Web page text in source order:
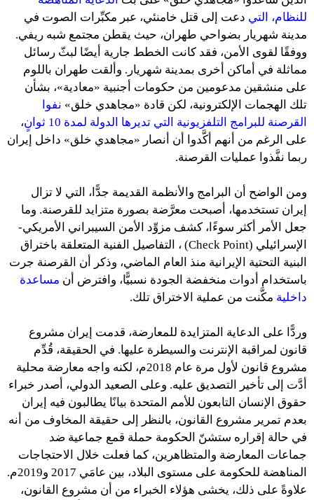
للنظام، التي دعت إلى قتل خامنئي، عبر مكبِّرات الصوت في
مدينة شهريار بضواحي طهران، حيث يقطن مجتمع شبه ريفي.
ووفقًا لقوى الأمن، فقد كانت الخطط جارية أيضًا لبثّ رسائل
مماثلة في أماكن أخرى بمدينة شهريار. وألقت طهران باللوم
على منشقين مدعومين من حكومات أجنبية «معادية»، بشأن
تلك الهجمات الإلكترونية، لكن قادة «مجاهدي خلق» نفوا
القرصنة للبرامج التلفزيونية التي تديرها الدولة لمدة 10 ثوانٍ
،
على الرغم من أنهم أكَّدوا أن أنصار «مجاهدي خلق» داخل إيران
ربما نفَّذوا عمليات القرصنة.
ومن الواضح أن البرامج والأنظمة القديمة جدًّا، التي لا تزال
إيران تستخدمها، أصبحت معرَّضة بصورة متزايد للقرصنة. وما
جعل الأمر أكثر سوءًا، كشف مزوِّد الأمن السيبراني الأمريكي-
الإسرائيلي (Check Point) ، التفاصيل الفنية المتعلقة باختراق
البنية التحتية الإيرانية منذ العام الماضي، وذكر أن القرصنة جرت
باستخدام أدوات منخفضة الجودة نسبيًّا، وافترض أن مساعدة
داخلية مكَّنت من عملية الاختراق تلك.
وردًّا على الدعاية المتزايدة للمعارضة، قدمت إيران مشروع
قانون لمراقبة الإنترنت والسيطرة عليها. في الحقيقة، قُدِّم
مشروع قانون لأول مرة عام 2018م، لكنه واجه معارضة محلية
أدَّت إلى تأخير التصديق عليه. وعلى الصعيد الدولي، أصدر خبراء
حقوق الإنسان التابعون للأمم المتحدة بيانًا يطالبون فيه إيران
بعدم تمرير مشروع القانون، بالنظر إلى حقيقة المخاوف من أنه
في حالة إقراره ستشنّ الحكومة حملة قمع جماعية ضد
جماعات المعارضة والمتظاهرين، كما فعلت خلال الاحتجاجات
المناهضة للحكومة على مستوى البلاد، بين عامَي 2017 و2019م.
علاوةً على ذلك، يخشى هؤلاء الخبراء من أن مشروع القانون،